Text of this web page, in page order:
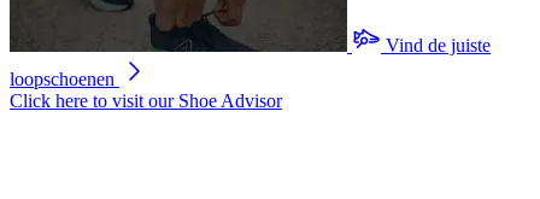
Vind de juiste
loopschoenen
Click here to visit our Shoe Advisor